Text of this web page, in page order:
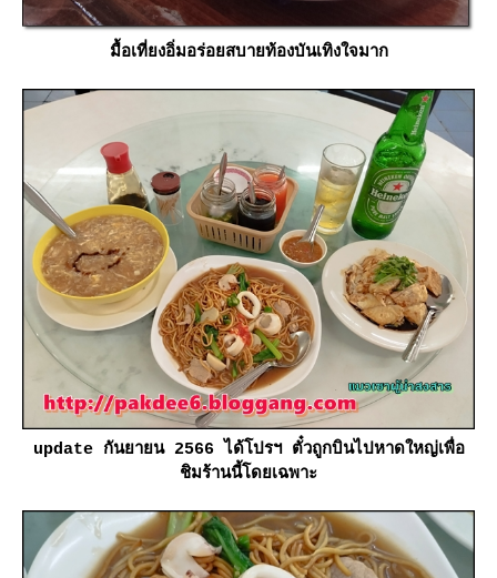
มื้อเที่ยงอิ่มอร่อยสบายท้องบันเทิงใจมาก
update กันยายน 2566 ได้โปรฯ ตั๋วถูกบินไปหาดใหญ่เพื่อ
ชิมร้านนี้โดยเฉพาะ